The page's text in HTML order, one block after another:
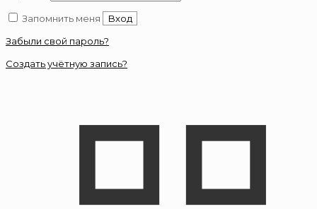
Запомнить меня
Вход
Забыли свой пароль?
Создать учётную запись?